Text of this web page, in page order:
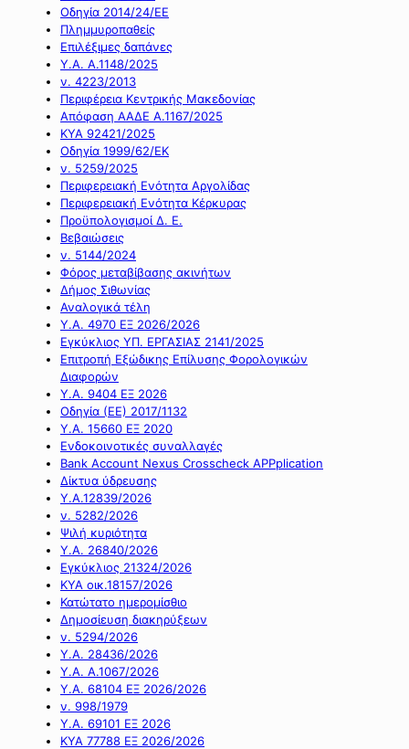
Οδηγία 2014/24/ΕΕ
Πλημμυροπαθείς
Επιλέξιμες δαπάνες
Υ.Α. Α.1148/2025
ν. 4223/2013
Περιφέρεια Κεντρικής Μακεδονίας
Απόφαση ΑΑΔΕ Α.1167/2025
ΚΥΑ 92421/2025
Οδηγία 1999/62/ΕΚ
ν. 5259/2025
Περιφερειακή Ενότητα Αργολίδας
Περιφερειακή Ενότητα Κέρκυρας
Προϋπολογισμοί Δ. Ε.
Βεβαιώσεις
ν. 5144/2024
Φόρος μεταβίβασης ακινήτων
Δήμος Σιθωνίας
Αναλογικά τέλη
Υ.Α. 4970 ΕΞ 2026/2026
Εγκύκλιος ΥΠ. ΕΡΓΑΣΙΑΣ 2141/2025
Επιτροπή Εξώδικης Επίλυσης Φορολογικών
Διαφορών
Υ.Α. 9404 ΕΞ 2026
Οδηγία (ΕΕ) 2017/1132
Υ.Α. 15660 ΕΞ 2020
Ενδοκοινοτικές συναλλαγές
Bank Account Nexus Crosscheck APPplication
Δίκτυα ύδρευσης
Υ.Α.12839/2026
ν. 5282/2026
Ψιλή κυριότητα
Υ.Α. 26840/2026
Εγκύκλιος 21324/2026
ΚΥΑ οικ.18157/2026
Κατώτατο ημερομίσθιο
Δημοσίευση διακηρύξεων
ν. 5294/2026
Υ.Α. 28436/2026
Υ.Α. Α.1067/2026
Υ.Α. 68104 ΕΞ 2026/2026
ν. 998/1979
Υ.Α. 69101 ΕΞ 2026
ΚΥΑ 77788 ΕΞ 2026/2026